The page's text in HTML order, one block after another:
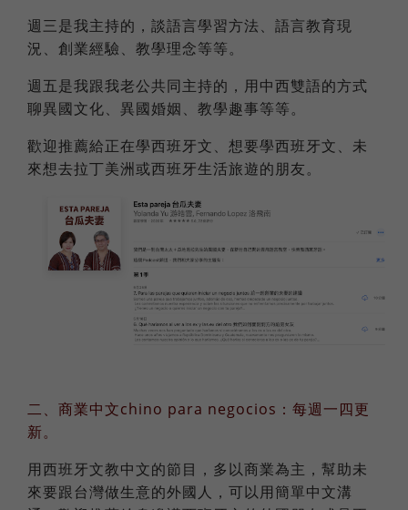
週三是我主持的，談語言學習方法、語言教育現
況、創業經驗、教學理念等等。
週五是我跟我老公共同主持的，用中西雙語的方式
聊異國文化、異國婚姻、教學趣事等等。
歡迎推薦給正在學西班牙文、想要學西班牙文、未
來想去拉丁美洲或西班牙生活旅遊的朋友。
二、商業中文chino para negocios：每週一四更
新。
用西班牙文教中文的節目，多以商業為主，幫助未
來要跟台灣做生意的外國人，可以用簡單中文溝